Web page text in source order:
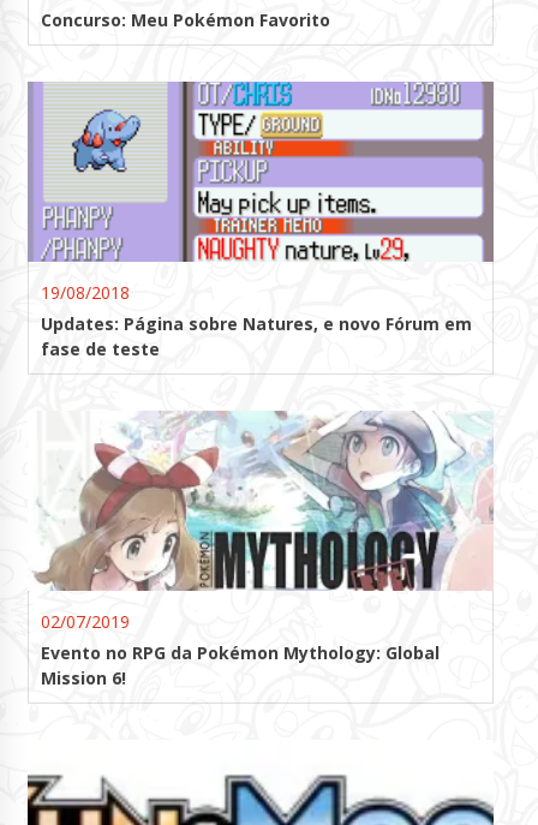
Concurso: Meu Pokémon Favorito
19/08/2018
Updates: Página sobre Natures, e novo Fórum em
fase de teste
02/07/2019
Evento no RPG da Pokémon Mythology: Global
Mission 6!